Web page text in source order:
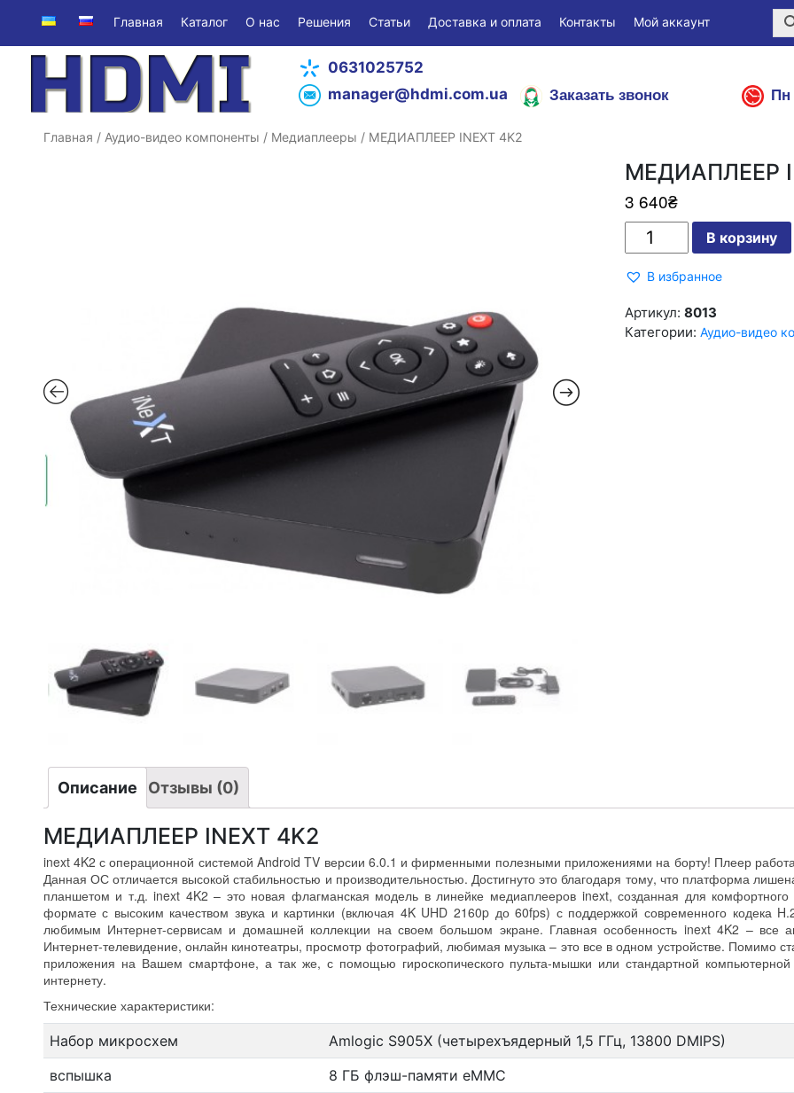
Главная Каталог О нас Решения Статьи Доставка и оплата Контакты Мой аккаунт
0631025752
manager@hdmi.com.ua
Заказать звонок Пн
Главная / Аудио-видео компоненты / Медиаплееры / МЕДИАПЛЕЕР INEXT 4K2
МЕДИАПЛЕЕР
3 640₴
INEXT
В корзину
В избранное
Артикул: 8013
Категории: Аудио-видео
Описание Отзывы (0)
МЕДИАПЛЕЕР INEXT 4K2
inext 4K2 с операционной системой Android TV версии 6.0.1 и фирменными полезными приложениями на борту! Плеер
Данная ОС отличается высокой стабильностью и производительностью. Достигнуто это благодаря тому, что платформа
планшетом и т.д. inext 4K2 – это новая флагманская модель в линейке медиаплееров inext, созданная для
формате с высоким качеством звука и картинки (включая 4K UHD 2160p до 60fps) с поддержкой современного кодека
любимым Интернет-сервисам и домашней коллекции на своем большом экране. Главная особенность inext 4K2 – все
Интернет-телевидение, онлайн кинотеатры, просмотр фотографий, любимая музыка – это все в одном устройстве. Помимо
приложения на Вашем смартфоне, а так же, с помощью гироскопического пульта-мышки или стандартной
интернету.
Технические характеристики:
Набор микросхем
Amlogic S905X (четырехъядерный 1,5 ГГц, 13800 DMIPS)
вспышка
8 ГБ флэш-памяти eMMC